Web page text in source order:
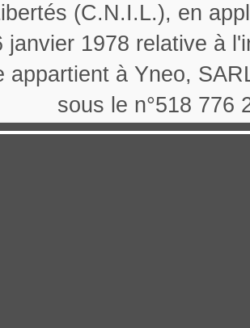
(C.N.I.L.), en
janvier 1978 relative à
appartient à Yneo,
sous le n°518 776